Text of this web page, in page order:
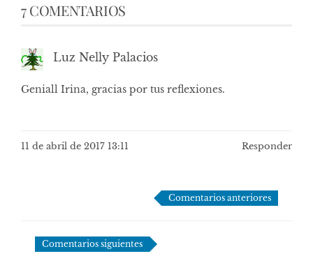
7 COMENTARIOS
Luz Nelly Palacios
Geniall Irina, gracias por tus reflexiones.
11 de abril de 2017 13:11 Responder
comentarios
Comentarios anteriores
Comentarios siguientes